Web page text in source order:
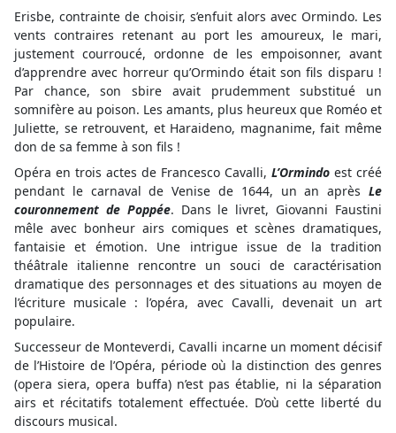
Erisbe, contrainte de choisir, s’enfuit alors avec Ormindo. Les
vents contraires retenant au port les amoureux, le mari,
justement courroucé, ordonne de les empoisonner, avant
d’apprendre avec horreur qu’Ormindo était son fils disparu !
Par chance, son sbire avait prudemment substitué un
somnifère au poison. Les amants, plus heureux que Roméo et
Juliette, se retrouvent, et Haraideno, magnanime, fait même
don de sa femme à son fils !
Opéra en trois actes de Francesco Cavalli, L’Ormindo est créé
pendant le carnaval de Venise de 1644, un an après Le
couronnement de Poppée. Dans le livret, Giovanni Faustini
mêle avec bonheur airs comiques et scènes dramatiques,
fantaisie et émotion. Une intrigue issue de la tradition
théâtrale italienne rencontre un souci de caractérisation
dramatique des personnages et des situations au moyen de
l’écriture musicale : l’opéra, avec Cavalli, devenait un art
populaire.
Successeur de Monteverdi, Cavalli incarne un moment décisif
de l’Histoire de l’Opéra, période où la distinction des genres
(opera siera, opera buffa) n’est pas établie, ni la séparation
airs et récitatifs totalement effectuée. D’où cette liberté du
discours musical.